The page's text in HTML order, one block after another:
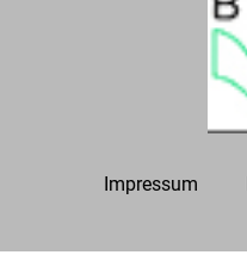
Impressum